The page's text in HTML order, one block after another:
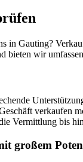
in Gauting?
wir
verkaufen
Vermittlung bis
großem